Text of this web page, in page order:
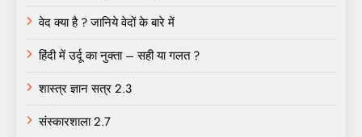
वेद क्या है ? जानिये वेदों के बारे में
हिंदी में उर्दू का नुक्ता – सही या गलत ?
शास्त्र ज्ञान सत्र 2.3
संस्कारशाला 2.7